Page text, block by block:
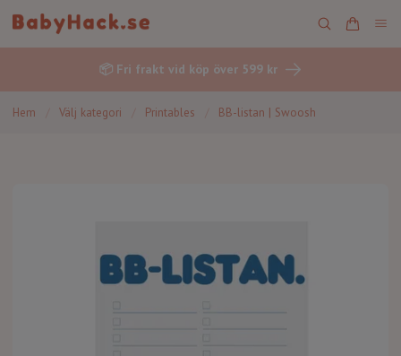
📦 Fri frakt vid köp över 599 kr
Hem Välj kategori Printables BB-listan | Swoosh